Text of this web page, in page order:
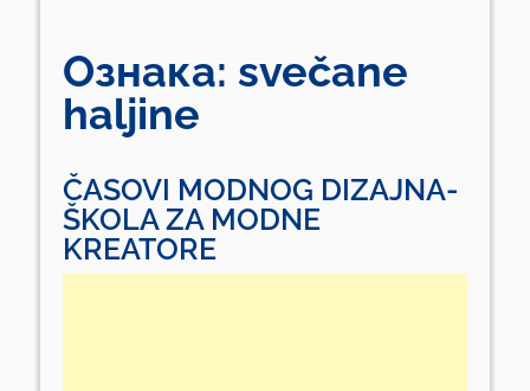
Ознака: svečane
haljine
ČASOVI MODNOG DIZAJNA-
ŠKOLA ZA MODNE
KREATORE